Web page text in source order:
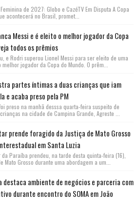
de 2027: Globo e CazéTV Em Disputa A Copa
acontecerá no Brasil, promet...
Messi e é eleito o melhor jogador da Copa
todos os prêmios
e Rodri superou Lionel Messi para ser eleito de uma
jogador da Copa do Mundo. O prêm...
partes íntimas a duas crianças que iam
e acaba preso pela PM
preso na manhã desssa quarta-feira suspeito de
na cidade de Campina Grande, Agreste ...
prende foragido da Justiça de Mato Grosso
em Santa Luzia
Paraíba prendeu, na tarde desta quinta-feira (16),
Grosso durante uma abordagem a um...
destaca ambiente de negócios e parceria com
durante encontro do SOMA em João